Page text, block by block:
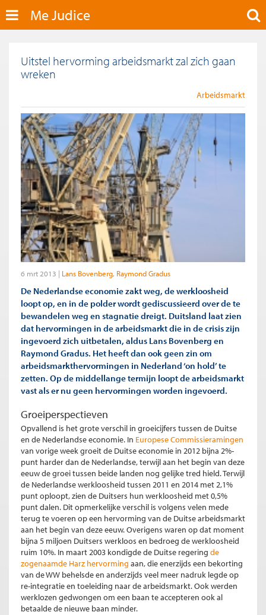
Me Judice
Uitstel hervorming arbeidsmarkt zal zich gaan
wreken
Arbeidsmarkt
6 mrt 2013 Lans Bovenberg Raymond Gradus
De Nederlandse economie zakt weg, de werkloosheid
loopt op, en in de polder wordt gediscussieerd over de te
bewandelen weg en stagnatie dreigt. Duitsland laat zien
dat hervormingen in de arbeidsmarkt die in de crisis zijn
ingevoerd zich uitbetalen, aldus Lans Bovenberg en
Raymond Gradus. Het heeft dan ook geen zin om
arbeidsmarkthervormingen in Nederland ‘on hold’ te
zetten. Op de middellange termijn loopt de arbeidsmarkt
vast als er nu geen hervormingen worden ingevoerd.
Groeiperspectieven
Opvallend is het grote verschil in groeicijfers tussen de Duitse
en de Nederlandse economie. In Europese Commissieramingen
van vorige week groeit de Duitse economie in 2012 bijna 2%-
punt harder dan de Nederlandse, terwijl aan het begin van deze
eeuw de groei tussen beide landen nog gelijke tred hield. Terwijl
de Nederlandse werkloosheid tussen 2011 en 2014 met 2,1%
punt oploopt, zien de Duitsers hun werkloosheid met 0,5%
punt dalen. Dit opmerkelijke verschil is volgens velen mede
terug te voeren op een hervorming van de Duitse arbeidsmarkt
aan het begin van deze eeuw. Overigens waren op dat moment
bijna 5 miljoen Duitsers werkloos en bedroeg de werkloosheid
ruim 10%. In maart 2003 kondigde de Duitse regering de
zogenaamde Harz hervorming aan, die enerzijds een bekorting
van de WW behelsde en anderzijds veel meer nadruk legde op
re-integratie en toeleiding naar de arbeidsmarkt. Ook werden
werklozen gedwongen om een baan te accepteren ook al
betaalde de nieuwe baan minder.